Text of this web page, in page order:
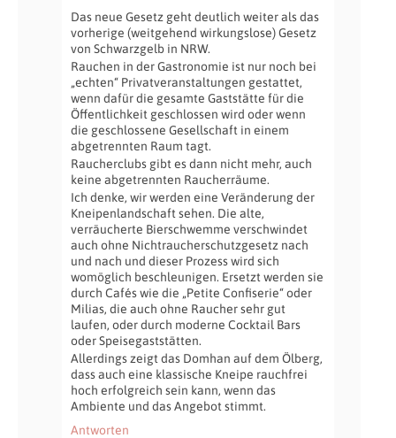
Das neue Gesetz geht deutlich weiter als das
vorherige (weitgehend wirkungslose) Gesetz
von Schwarzgelb in NRW.
Rauchen in der Gastronomie ist nur noch bei
„echten“ Privatveranstaltungen gestattet,
wenn dafür die gesamte Gaststätte für die
Öffentlichkeit geschlossen wird oder wenn
die geschlossene Gesellschaft in einem
abgetrennten Raum tagt.
Raucherclubs gibt es dann nicht mehr, auch
keine abgetrennten Raucherräume.
Ich denke, wir werden eine Veränderung der
Kneipenlandschaft sehen. Die alte,
verräucherte Bierschwemme verschwindet
auch ohne Nichtraucherschutzgesetz nach
und nach und dieser Prozess wird sich
womöglich beschleunigen. Ersetzt werden sie
durch Cafés wie die „Petite Confiserie“ oder
Milias, die auch ohne Raucher sehr gut
laufen, oder durch moderne Cocktail Bars
oder Speisegaststätten.
Allerdings zeigt das Domhan auf dem Ölberg,
dass auch eine klassische Kneipe rauchfrei
hoch erfolgreich sein kann, wenn das
Ambiente und das Angebot stimmt.
Antworten